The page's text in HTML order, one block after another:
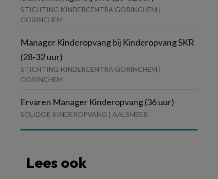
STICHTING KINDERCENTRA GORINCHEM |
GORINCHEM
Manager Kinderopvang bij Kinderopvang SKR
(28-32 uur)
STICHTING KINDERCENTRA GORINCHEM |
GORINCHEM
Ervaren Manager Kinderopvang (36 uur)
SOLIDOE KINDEROPVANG | AALSMEER
Lees ook